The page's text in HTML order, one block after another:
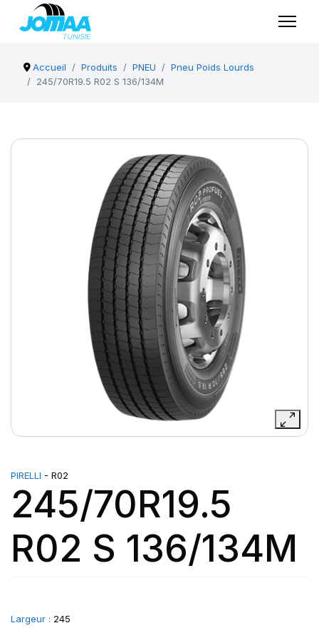
Accueil Produits PNEU
Pneu Poids Lourds
245/70R19.5 R02 S 136/134M
PIRELLI - R02
245/70R19.5
R02 S 136/134M
Largeur : 245